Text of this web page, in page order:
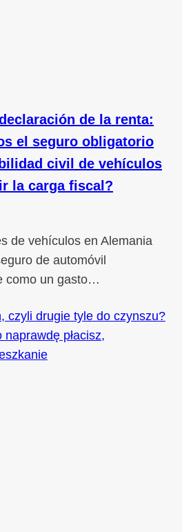
de la renta:
el seguro obligatorio
civil de vehículos
la carga fiscal?
de vehículos en Alemania
de automóvil
como un gasto…